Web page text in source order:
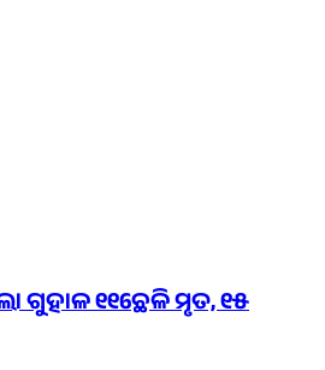
ଗୁହାଳ ୧୧ଛେଳି ମୃତ, ୧୫